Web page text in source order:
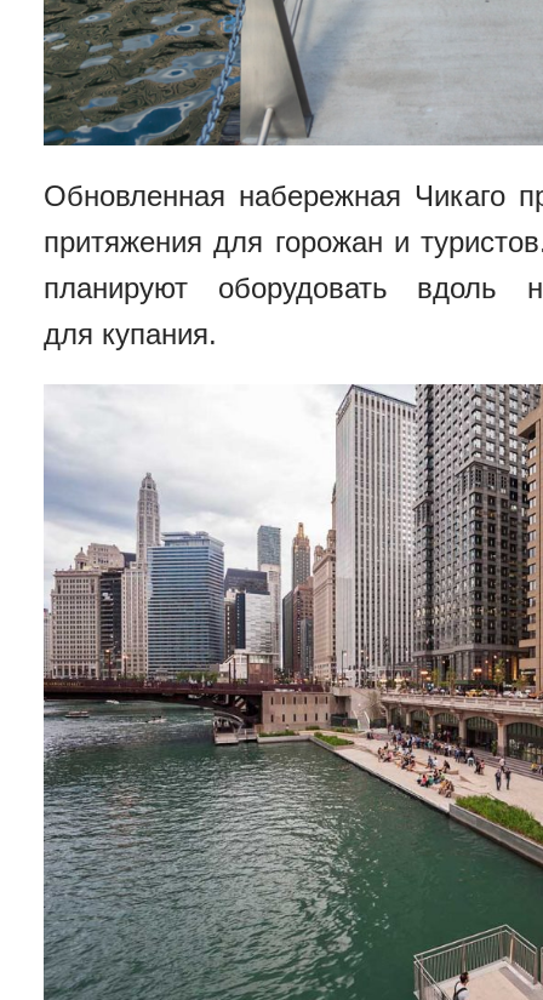
Обновленная набережная Чикаго
притяжения для горожан и
планируют оборудовать вдоль
для купания.